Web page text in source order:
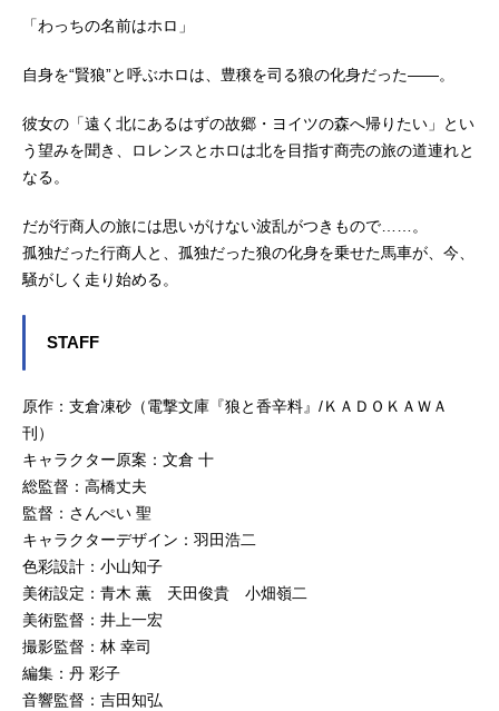
「わっちの名前はホロ」
自身を“賢狼”と呼ぶホロは、豊穣を司る狼の化身だった――。
彼女の「遠く北にあるはずの故郷・ヨイツの森へ帰りたい」とい
う望みを聞き、ロレンスとホロは北を目指す商売の旅の道連れと
なる。
だが行商人の旅には思いがけない波乱がつきもので……。
孤独だった行商人と、孤独だった狼の化身を乗せた馬車が、今、
騒がしく走り始める。
STAFF
原作：支倉凍砂（電撃文庫『狼と香辛料』/ＫＡＤＯＫＡＷＡ
刊）
キャラクター原案：文倉 十
総監督：高橋丈夫
監督：さんぺい 聖
キャラクターデザイン：羽田浩二
色彩設計：小山知子
美術設定：青木 薫 天田俊貴 小畑嶺二
美術監督：井上一宏
撮影監督：林 幸司
編集：丹 彩子
音響監督：吉田知弘